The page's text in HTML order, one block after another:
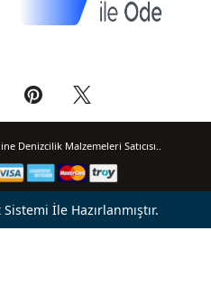
Denizcilik Malzemeleri Satıcısı..
İle Hazırlanmıştır.